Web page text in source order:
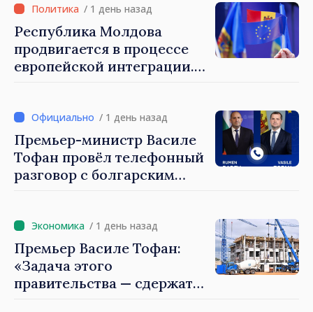
занимающие высокие
должности, не знают
политики государства»
/ 1 день назад
Республика Молдова
продвигается в процессе
европейской интеграции.
блокирует» / 1 день назад
Премьер-министр Василе
Тофан провёл телефонный
разговор с болгарским
/ 1 день назад
Премьер Василе Тофан:
«Задача этого
правительства — сдержать